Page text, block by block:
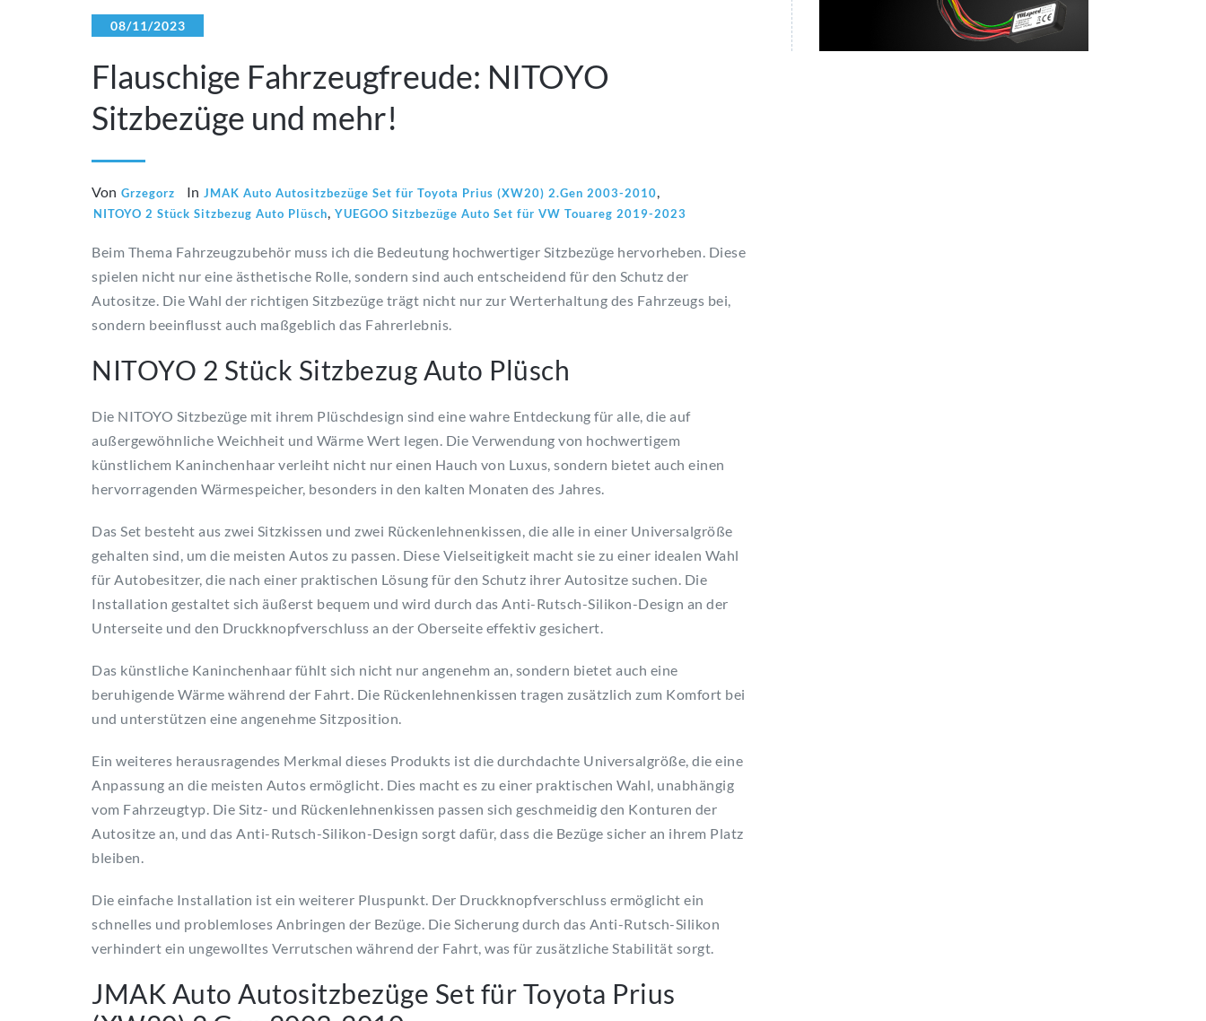
08/11/2023
Flauschige Fahrzeugfreude: NITOYO
Sitzbezüge und mehr!
Von Grzegorz In JMAK Auto Autositzbezüge Set für Toyota Prius (XW20) 2.Gen 2003-2010,
NITOYO 2 Stück Sitzbezug Auto Plüsch, YUEGOO Sitzbezüge Auto Set für VW Touareg 2019-2023
Beim Thema Fahrzeugzubehör muss ich die Bedeutung hochwertiger Sitzbezüge hervorheben. Diese
spielen nicht nur eine ästhetische Rolle, sondern sind auch entscheidend für den Schutz der
Autositze. Die Wahl der richtigen Sitzbezüge trägt nicht nur zur Werterhaltung des Fahrzeugs bei,
sondern beeinflusst auch maßgeblich das Fahrerlebnis.
NITOYO 2 Stück Sitzbezug Auto Plüsch
Die NITOYO Sitzbezüge mit ihrem Plüschdesign sind eine wahre Entdeckung für alle, die auf
außergewöhnliche Weichheit und Wärme Wert legen. Die Verwendung von hochwertigem
künstlichem Kaninchenhaar verleiht nicht nur einen Hauch von Luxus, sondern bietet auch einen
hervorragenden Wärmespeicher, besonders in den kalten Monaten des Jahres.
Das Set besteht aus zwei Sitzkissen und zwei Rückenlehnenkissen, die alle in einer Universalgröße
gehalten sind, um die meisten Autos zu passen. Diese Vielseitigkeit macht sie zu einer idealen Wahl
für Autobesitzer, die nach einer praktischen Lösung für den Schutz ihrer Autositze suchen. Die
Installation gestaltet sich äußerst bequem und wird durch das Anti-Rutsch-Silikon-Design an der
Unterseite und den Druckknopfverschluss an der Oberseite effektiv gesichert.
Das künstliche Kaninchenhaar fühlt sich nicht nur angenehm an, sondern bietet auch eine
beruhigende Wärme während der Fahrt. Die Rückenlehnenkissen tragen zusätzlich zum Komfort bei
und unterstützen eine angenehme Sitzposition.
Ein weiteres herausragendes Merkmal dieses Produkts ist die durchdachte Universalgröße, die eine
Anpassung an die meisten Autos ermöglicht. Dies macht es zu einer praktischen Wahl, unabhängig
vom Fahrzeugtyp. Die Sitz- und Rückenlehnenkissen passen sich geschmeidig den Konturen der
Autositze an, und das Anti-Rutsch-Silikon-Design sorgt dafür, dass die Bezüge sicher an ihrem Platz
bleiben.
Die einfache Installation ist ein weiterer Pluspunkt. Der Druckknopfverschluss ermöglicht ein
schnelles und problemloses Anbringen der Bezüge. Die Sicherung durch das Anti-Rutsch-Silikon
verhindert ein ungewolltes Verrutschen während der Fahrt, was für zusätzliche Stabilität sorgt.
JMAK Auto Autositzbezüge Set für Toyota Prius